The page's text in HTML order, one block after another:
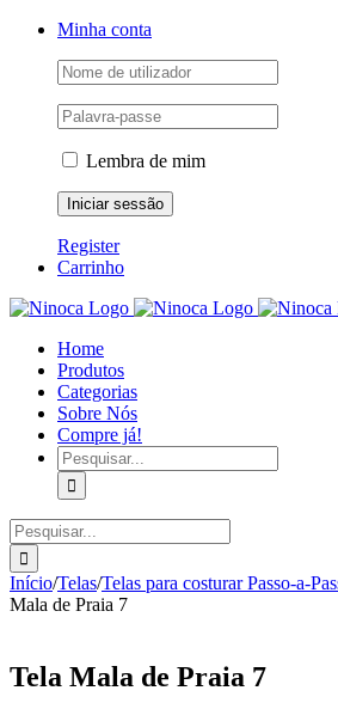
Skip
Facebook
Instagram
YouTubeMinha conta
Lembra de mim
Register
Carrinho
Home
Produtos
Categorias
Sobre Nós
Compre já!
Pesquisar
Pesquisar
Início/Telas/Telas para costurar Passo-a-
Mala de Praia 7
Tela Mala de Praia 7